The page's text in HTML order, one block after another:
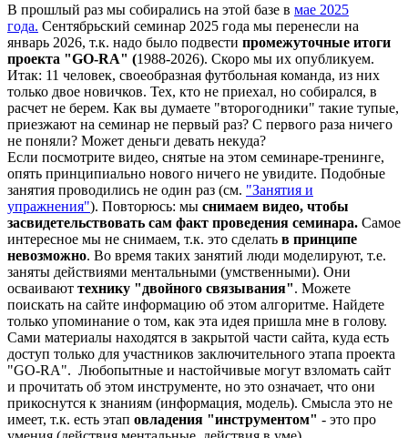
В прошлый раз мы собирались на этой базе в мае 2025
года. Сентябрьский семинар 2025 года мы перенесли на
январь 2026, т.к. надо было подвести промежуточные итоги
проекта "GO-RA" (1988-2026). Скоро мы их опубликуем.
Итак: 11 человек, своеобразная футбольная команда, из них
только двое новичков. Тех, кто не приехал, но собирался, в
расчет не берем. Как вы думаете "второгодники" такие тупые,
приезжают на семинар не первый раз? С первого раза ничего
не поняли? Может деньги девать некуда?
Если посмотрите видео, снятые на этом семинаре-тренинге,
опять принципиально нового ничего не увидите. Подобные
занятия проводились не один раз (см. "Занятия и
упражнения"). Повторюсь: мы снимаем видео, чтобы
засвидетельствовать сам факт проведения семинара. Самое
интересное мы не снимаем, т.к. это сделать в принципе
невозможно. Во время таких занятий люди моделируют, т.е.
заняты действиями ментальными (умственными). Они
осваивают технику "двойного связывания". Можете
поискать на сайте информацию об этом алгоритме. Найдете
только упоминание о том, как эта идея пришла мне в голову.
Сами материалы находятся в закрытой части сайта, куда есть
доступ только для участников заключительного этапа проекта
"GO-RA". Любопытные и настойчивые могут взломать сайт
и прочитать об этом инструменте, но это означает, что они
прикоснутся к знаниям (информация, модель). Смысла это не
имеет, т.к. есть этап овладения "инструментом" - это про